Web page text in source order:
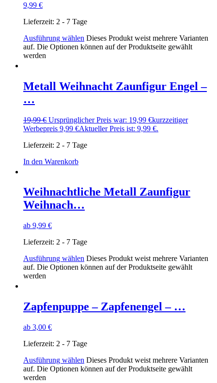
9,99 €
Lieferzeit: 2 - 7 Tage
Ausführung wählen Dieses Produkt weist mehrere Varianten
auf. Die Optionen können auf der Produktseite gewählt
werden
Metall Weihnacht Zaunfigur Engel –
…
19,99€ Ursprünglicher Preis war: 19,99 €kurzzeitiger
Werbepreis 9,99 €Aktueller Preis ist: 9,99 €.
Lieferzeit: 2 - 7 Tage
In den Warenkorb
Weihnachtliche Metall Zaunfigur
Weihnach…
ab 9,99 €
Lieferzeit: 2 - 7 Tage
Ausführung wählen Dieses Produkt weist mehrere Varianten
auf. Die Optionen können auf der Produktseite gewählt
werden
Zapfenpuppe – Zapfenengel – …
ab 3,00 €
Lieferzeit: 2 - 7 Tage
Ausführung wählen Dieses Produkt weist mehrere Varianten
auf. Die Optionen können auf der Produktseite gewählt
werden